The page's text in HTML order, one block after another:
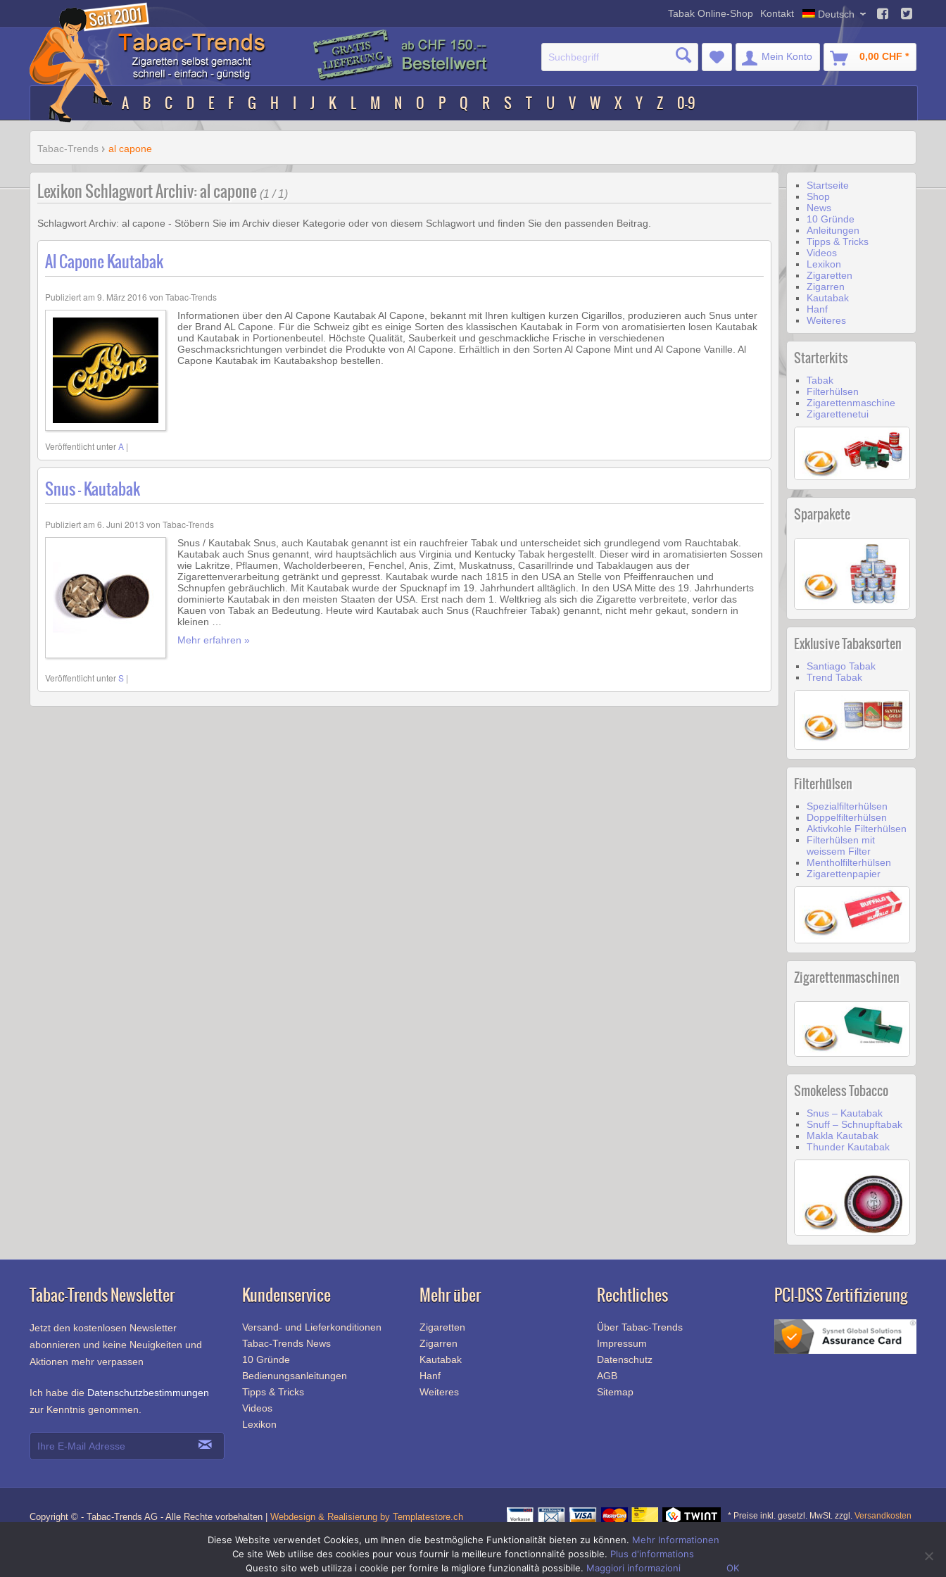
Deutsch
Kontakt
Tabak Online-Shop
Mein Konto 0,00 CHF *
A B C D E F G H I J K L M N O P Q R S T U V W X Y Z 0-9
Tabac-Trends al capone
Lexikon Schlagwort Archiv: al capone (1 / 1)
Schlagwort Archiv: al capone - Stöbern Sie im Archiv dieser Kategorie oder von diesem Schlagwort und finden Sie den passenden Beitrag.
Al Capone Kautabak
Publiziert am 9. März 2016 von Tabac-Trends
Informationen über den Al Capone Kautabak Al Capone, bekannt mit Ihren kultigen kurzen Cigarillos, produzieren auch Snus unter
der Brand AL Capone. Für die Schweiz gibt es einige Sorten des klassischen Kautabak in Form von aromatisierten losen Kautabak
und Kautabak in Portionenbeutel. Höchste Qualität, Sauberkeit und geschmackliche Frische in verschiedenen
Geschmacksrichtungen verbindet die Produkte von Al Capone. Erhältlich in den Sorten Al Capone Mint und Al Capone Vanille. Al
Capone Kautabak im Kautabakshop bestellen.
Veröffentlicht unterA |
Snus – Kautabak
Publiziert am 6. Juni 2013 von Tabac-Trends
Snus / Kautabak Snus, auch Kautabak genannt ist ein rauchfreier Tabak und unterscheidet sich grundlegend vom Rauchtabak.
Kautabak auch Snus genannt, wird hauptsächlich aus Virginia und Kentucky Tabak hergestellt. Dieser wird in aromatisierten Sossen
wie Lakritze, Pflaumen, Wacholderbeeren, Fenchel, Anis, Zimt, Muskatnuss, Casarillrinde und Tabaklaugen aus der
Zigarettenverarbeitung getränkt und gepresst. Kautabak wurde nach 1815 in den USA an Stelle von Pfeiffenrauchen und
Schnupfen gebräuchlich. Mit Kautabak wurde der Spucknapf im 19. Jahrhundert alltäglich. In den USA Mitte des 19. Jahrhunderts
dominierte Kautabak in den meisten Staaten der USA. Erst nach dem 1. Weltkrieg als sich die Zigarette verbreitete, verlor das
Kauen von Tabak an Bedeutung. Heute wird Kautabak auch Snus (Rauchfreier Tabak) genannt, nicht mehr gekaut, sondern in
kleinen …
Mehr erfahren »
Veröffentlicht unterS |
Startseite
Shop
News
10 Gründe
Anleitungen
Tipps & Tricks
Videos
Lexikon
Zigaretten
Zigarren
Kautabak
Hanf
Weiteres
Starterkits
Tabak
Filterhülsen
Zigarettenmaschine
Zigarettenetui
Sparpakete
Exklusive Tabaksorten
Santiago Tabak
Trend Tabak
Filterhülsen
Spezialfilterhülsen
Doppelfilterhülsen
Aktivkohle Filterhülsen
Filterhülsen mit
weissem Filter
Mentholfilterhülsen
Zigarettenpapier
Zigarettenmaschinen
Smokeless Tobacco
Snus – Kautabak
Snuff – Schnupftabak
Makla Kautabak
Thunder Kautabak
Tabac-Trends Newsletter
Jetzt den kostenlosen Newsletter
abonnieren und keine Neuigkeiten und
Aktionen mehr verpassen
Ich habe die Datenschutzbestimmungen
zur Kenntnis genommen.
Kundenservice
Versand- und Lieferkonditionen
Tabac-Trends News
10 Gründe
Bedienungsanleitungen
Tipps & Tricks
Videos
Lexikon
Mehr über
Zigaretten
Zigarren
Kautabak
Hanf
Weiteres
Rechtliches
Über Tabac-Trends
Impressum
Datenschutz
AGB
Sitemap
PCI-DSS Zertifizierung
Copyright © - Tabac-Trends AG - Alle Rechte vorbehalten | Webdesign & Realisierung by Templatestore.ch * Preise inkl. gesetzl. MwSt. zzgl. Versandkosten
Quick-Link Navigation
Zigaretten Shop|Zigi Shop|Tabak Shop
Online-Shop für Zigaretten Tabak / Zigi Tabak und Zigaretten Zubehör / Zigi Zubehör
Diese Website verwendet Cookies, um Ihnen die bestmögliche Funktionalität bieten zu können. Mehr Informationen
Ce site Web utilise des cookies pour vous fournir la meilleure fonctionnalité possible. Plus d'informations
Questo sito web utilizza i cookie per fornire la migliore funzionalità possibile. Maggiori informazioni OK